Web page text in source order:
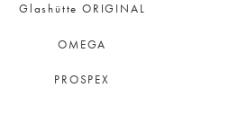
Glashütte ORIGINAL
OMEGA
PROSPEX